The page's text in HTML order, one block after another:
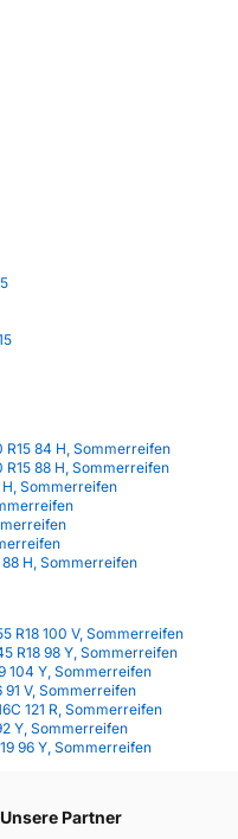
R15 84 H, Sommerreifen
R15 88 H, Sommerreifen
H, Sommerreifen
H, Sommerreifen
R18 100 V, Sommerreifen
R18 98 Y, Sommerreifen
104 Y, Sommerreifen
91 V, Sommerreifen
121 R, Sommerreifen
Y, Sommerreifen
96 Y, Sommerreifen
Unsere Partner